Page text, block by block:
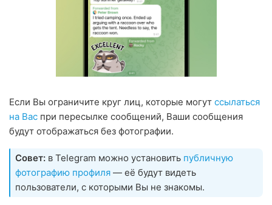
Если Вы ограничите круг лиц, которые могут ссылаться
на Вас при пересылке сообщений, Ваши сообщения
будут отображаться без фотографии.
Совет: в Telegram можно установить публичную
фотографию профиля — её будут видеть
пользователи, с которыми Вы не знакомы.